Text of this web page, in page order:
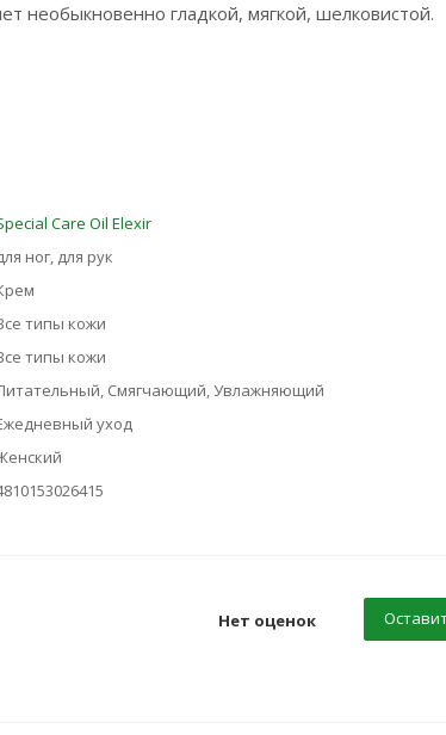
необыкновенно гладкой, мягкой, шелковистой.
Care Oil Elexir
ног, для рук
типы кожи
типы кожи
Смягчающий, Увлажняющий
уход
Нет оценок